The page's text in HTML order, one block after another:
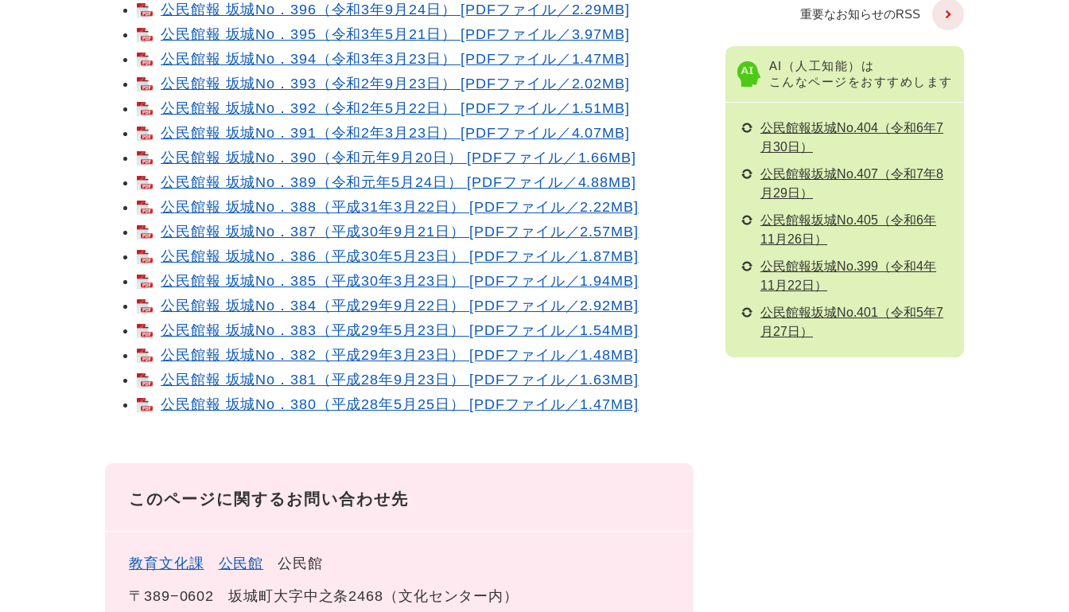
公民館報 坂城No．396（令和3年9月24日） [PDFファイル／2.29MB]
公民館報 坂城No．395（令和3年5月21日） [PDFファイル／3.97MB]
公民館報 坂城No．394（令和3年3月23日） [PDFファイル／1.47MB]
公民館報 坂城No．393（令和2年9月23日） [PDFファイル／2.02MB]
公民館報 坂城No．392（令和2年5月22日） [PDFファイル／1.51MB]
公民館報 坂城No．391（令和2年3月23日） [PDFファイル／4.07MB]
公民館報 坂城No．390（令和元年9月20日） [PDFファイル／1.66MB]
公民館報 坂城No．389（令和元年5月24日） [PDFファイル／4.88MB]
公民館報 坂城No．388（平成31年3月22日） [PDFファイル／2.22MB]
公民館報 坂城No．387（平成30年9月21日） [PDFファイル／2.57MB]
公民館報 坂城No．386（平成30年5月23日） [PDFファイル／1.87MB]
公民館報 坂城No．385（平成30年3月23日） [PDFファイル／1.94MB]
公民館報 坂城No．384（平成29年9月22日） [PDFファイル／2.92MB]
公民館報 坂城No．383（平成29年5月23日） [PDFファイル／1.54MB]
公民館報 坂城No．382（平成29年3月23日） [PDFファイル／1.48MB]
公民館報 坂城No．381（平成28年9月23日） [PDFファイル／1.63MB]
公民館報 坂城No．380（平成28年5月25日） [PDFファイル／1.47MB]
このページに関するお問い合わせ先
教育文化課 公民館 公民館
〒389−0602
坂城町大字中之条2468（文化センター内）
重要なお知らせのRSS
AI（人工知能）は
こんなページをおすすめします
公民館報坂城No.404（令和6年7
月30日）
公民館報坂城No.407（令和7年8
月29日）
公民館報坂城No.405（令和6年
11月26日）
公民館報坂城No.399（令和4年
11月22日）
公民館報坂城No.401（令和5年7
月27日）